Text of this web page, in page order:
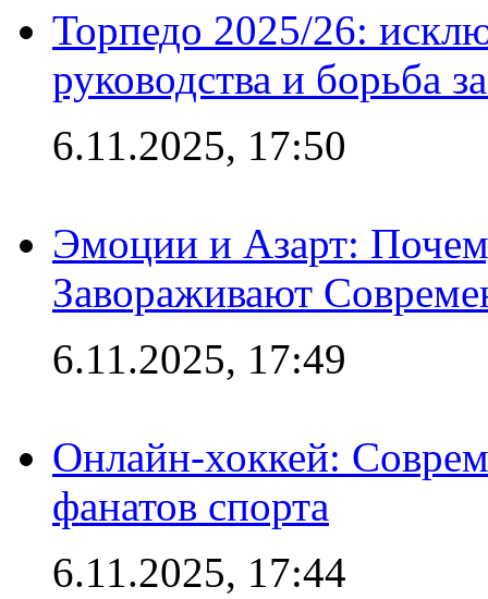
Торпедо 2025/26:
руководства и борьба
6.11.2025, 17:50
Эмоции и Азарт:
Завораживают
6.11.2025, 17:49
Онлайн-хоккей:
фанатов спорта
6.11.2025, 17:44